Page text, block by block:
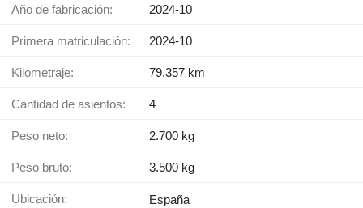
Año de fabricación: 2024-10
Primera matriculación: 2024-10
Kilometraje: 79.357 km
Cantidad de asientos: 4
Peso neto: 2.700 kg
Peso bruto: 3.500 kg
Ubicación:
España